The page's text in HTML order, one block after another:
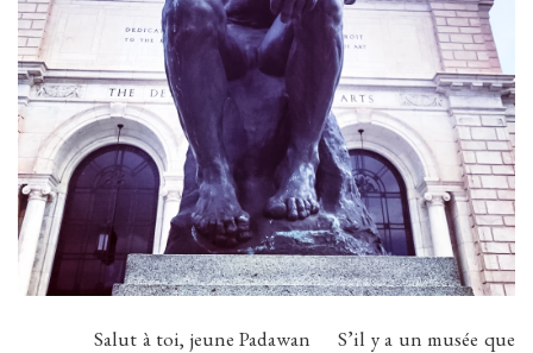
Salut à toi, jeune Padawan S’il y a un musée que